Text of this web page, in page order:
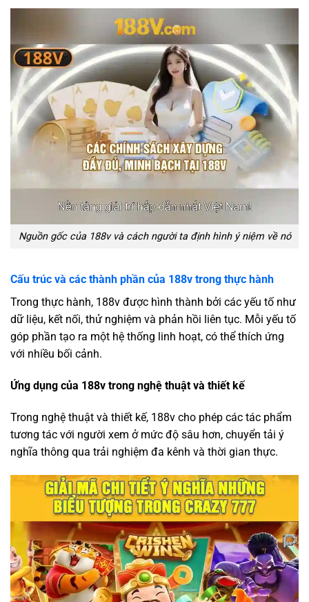
Nguồn gốc của 188v và cách người ta định hình ý niệm về nó
Cấu trúc và các thành phần của 188v trong thực hành
Trong thực hành, 188v được hình thành bởi các yếu tố như
dữ liệu, kết nối, thử nghiệm và phản hồi liên tục. Mỗi yếu tố
góp phần tạo ra một hệ thống linh hoạt, có thể thích ứng
với nhiều bối cảnh.
Ứng dụng của 188v trong nghệ thuật và thiết kế
Trong nghệ thuật và thiết kế, 188v cho phép các tác phẩm
tương tác với người xem ở mức độ sâu hơn, chuyển tải ý
nghĩa thông qua trải nghiệm đa kênh và thời gian thực.